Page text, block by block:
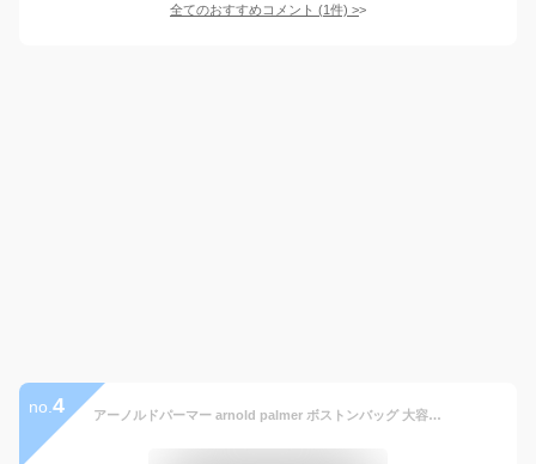
全てのおすすめコメント (1件) >
no. 4 アーノルドパーマー arnold palmer ボストンバッグ 大容量 メンズ BB APBB-01H